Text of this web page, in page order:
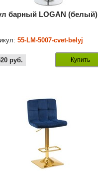
барный LOGAN (белый)
55-LM-5007-cvet-belyj
руб. Купить